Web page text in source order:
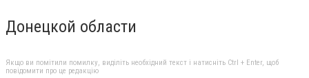
Донецкой области
Якщо ви помітили помилку, виділіть необхідний текст і натисніть Ctrl + Enter, щоб
повідомити про це редакцію